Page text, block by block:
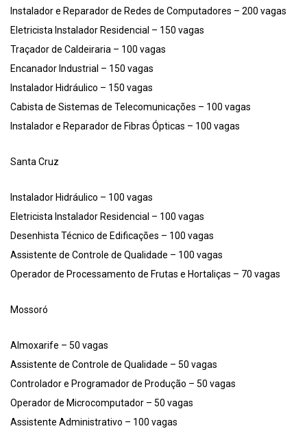
Instalador e Reparador de Redes de Computadores – 200 vagas
Eletricista Instalador Residencial – 150 vagas
Traçador de Caldeiraria – 100 vagas
Encanador Industrial – 150 vagas
Instalador Hidráulico – 150 vagas
Cabista de Sistemas de Telecomunicações – 100 vagas
Instalador e Reparador de Fibras Ópticas – 100 vagas
Santa Cruz
Instalador Hidráulico – 100 vagas
Eletricista Instalador Residencial – 100 vagas
Desenhista Técnico de Edificações – 100 vagas
Assistente de Controle de Qualidade – 100 vagas
Operador de Processamento de Frutas e Hortaliças – 70 vagas
Mossoró
Almoxarife – 50 vagas
Assistente de Controle de Qualidade – 50 vagas
Controlador e Programador de Produção – 50 vagas
Operador de Microcomputador – 50 vagas
Assistente Administrativo – 100 vagas